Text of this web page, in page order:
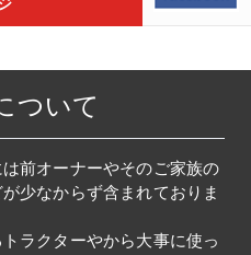
ついて
前オーナーやそのご家族の
少なからず含まれておりま
ラクターやから大事に使っ